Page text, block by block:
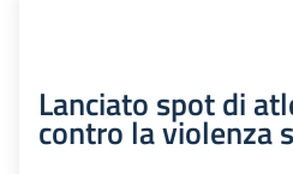
Lanciato spot di
contro la violenza